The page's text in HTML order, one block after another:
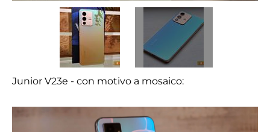
Junior V23e - con motivo a mosaico: